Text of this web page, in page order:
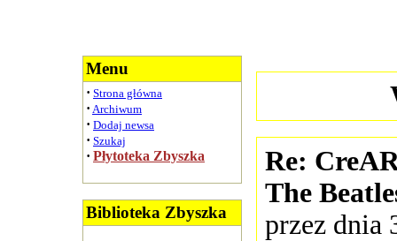
Menu
· Strona główna
· Archiwum
· Dodaj newsa
· Szukaj
· Płytoteka Zbyszka
Biblioteka Zbyszka
Re:
The
przez dnia